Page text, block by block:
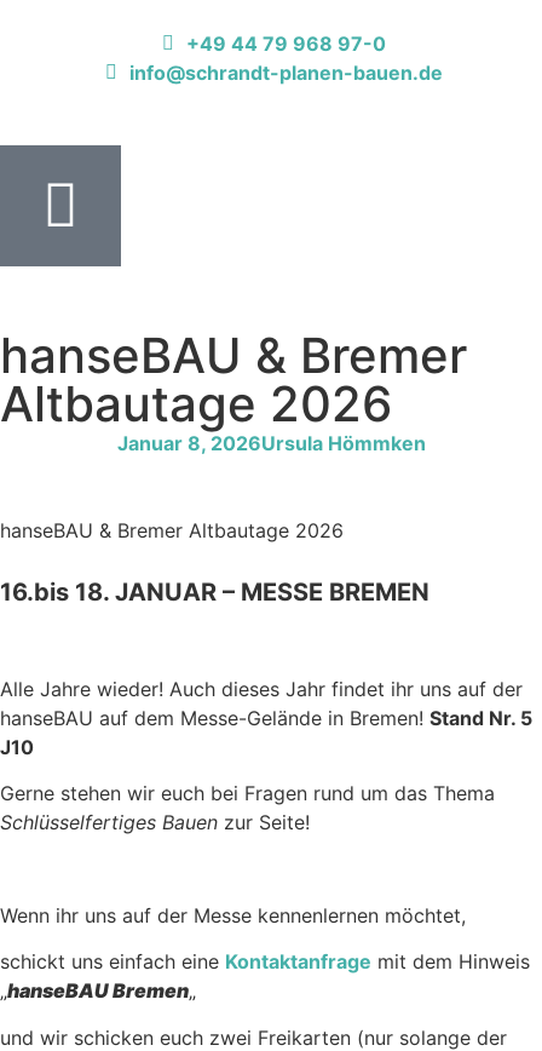
+49 44 79 968 97-0
info@schrandt-planen-bauen.de
hanseBAU & Bremer
Altbautage 2026
Januar 8, 2026Ursula Hömmken
hanseBAU & Bremer Altbautage 2026
16.bis 18. JANUAR – MESSE BREMEN
Alle Jahre wieder! Auch dieses Jahr findet ihr uns auf der
hanseBAU auf dem Messe-Gelände in Bremen! Stand Nr. 5
J10
Gerne stehen wir euch bei Fragen rund um das Thema
Schlüsselfertiges Bauen zur Seite!
Wenn ihr uns auf der Messe kennenlernen möchtet,
schickt uns einfach eine Kontaktanfrage mit dem Hinweis
„hanseBAU Bremen„
und wir schicken euch zwei Freikarten (nur solange der